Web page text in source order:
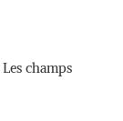
Les champs